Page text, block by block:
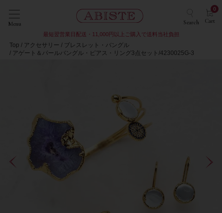
Menu Search Cart
0
最短翌営業日配送・11,000円以上ご購入で送料当社負担
Top アクセサリー
ブレスレット・バングル
アゲート＆パールバングル・ピアス・リング3点セット/4230025G-3